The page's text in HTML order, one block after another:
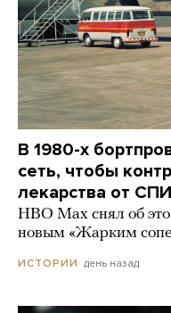
В 1980-х
сеть, чтобы
лекарства от
HBO Max снял об
новым «Жарким
ИСТОРИИ день назад